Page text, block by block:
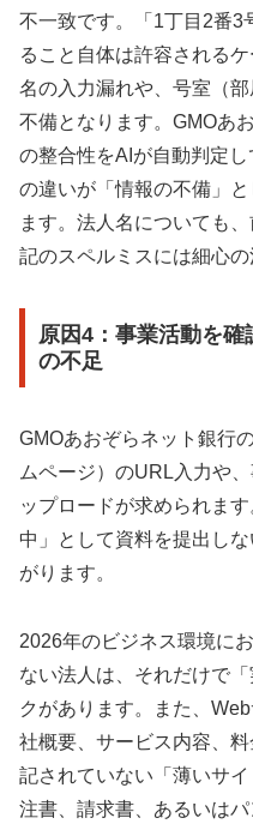
不一致です。「1丁目2番3
ること自体は許容される
名の入力漏れや、号室（
不備となります。GMOあ
の整合性をAIが自動判定
の違いが「情報の不備」
ます。法人名についても
記のスペルミスには細心
原因4：事業活動を確
の不足
GMOあおぞらネット銀行
ムページ）のURL入力や
ップロードが求められま
中」として資料を提出し
がります。
2026年のビジネス環境に
ない法人は、それだけで
クがあります。また、
社概要、サービス内容、
記されていない「薄いサ
注書、請求書、あるいは